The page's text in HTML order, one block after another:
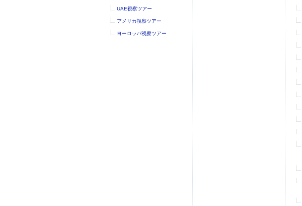
UAE視察ツアー
アメリカ視察ツアー
ヨーロッパ視察ツアー